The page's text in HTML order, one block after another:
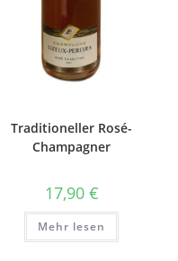
Traditioneller Rosé-
Champagner
17,90 €
Mehr lesen